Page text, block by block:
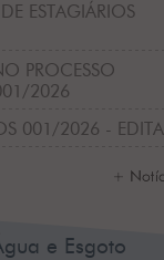
ESTAGIÁRIOS
PROCESSO
2026
001/2026 -
e Esgoto